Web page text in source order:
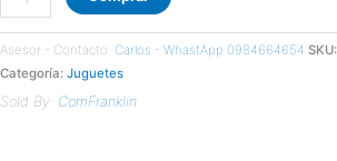
Asesor - Contacto: Carlos - WhastApp 0984664654 SKU:
Categoría: Juguetes
Sold By: ComFranklin